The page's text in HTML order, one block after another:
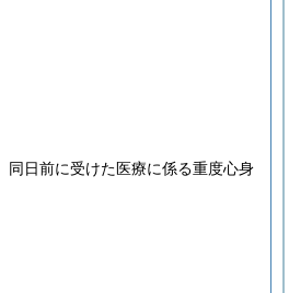
同日前に受けた医療に係る重度心身